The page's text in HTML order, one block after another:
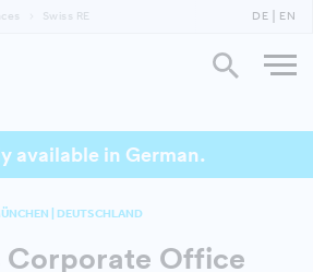
Swiss RE DE EN
available in German.
| DEUTSCHLAND
Corporate Office